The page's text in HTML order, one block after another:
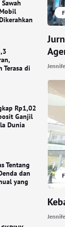
Terasa di
Rp1,02
Ganjil
Dunia
Tentang
dan
yang